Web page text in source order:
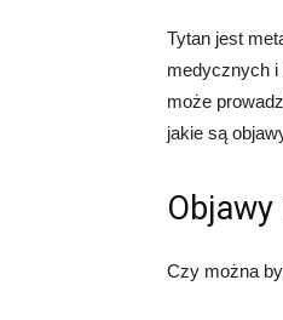
Tytan jest
medycznych i
może
jakie są
Czy można